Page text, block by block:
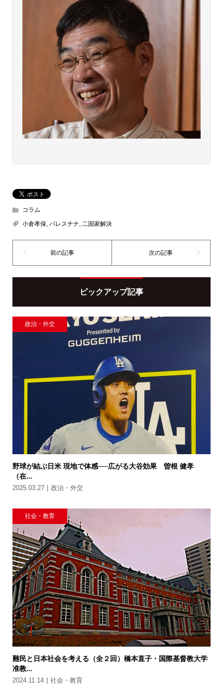
コラム
小倉孝保, パレスチナ 二国家解決
ピックアップ記事
政治・外交
野球が結ぶ日米 現地で体感──広がる大谷効果 曽根 健孝
（在...
2025.03.27 政治・外交
社会・教育
難民と日本社会を考える（全２回）橋本直子・国際基督教大学
准教...
2024.11.14 社会・教育